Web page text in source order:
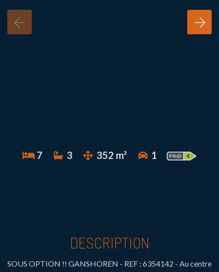
7 3 352 m² 1
DESCRIPTION
SOUS OPTION !! GANSHOREN - REF : 6354142 - Au centre